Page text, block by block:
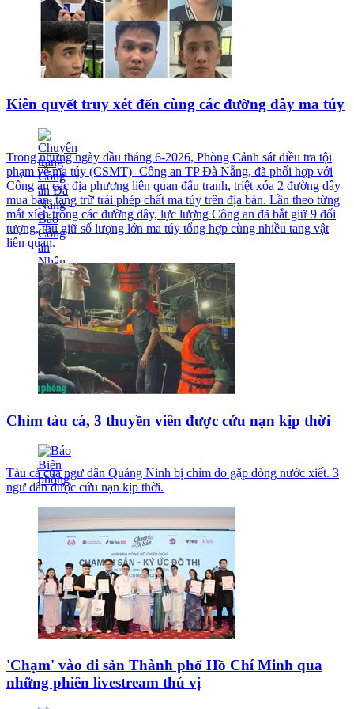
Kiên quyết truy xét đến cùng các đường dây ma túy
Trong những ngày đầu tháng 6-2026, Phòng Cảnh sát điều tra tội
phạm về ma túy (CSMT)- Công an TP Đà Nẵng, đã phối hợp với
Công an các địa phương liên quan đấu tranh, triệt xóa 2 đường dây
mua bán, tàng trữ trái phép chất ma túy trên địa bàn. Lần theo từng
mắt xích trong các đường dây, lực lượng Công an đã bắt giữ 9 đối
tượng, thu giữ số lượng lớn ma túy tổng hợp cùng nhiều tang vật
liên quan.
Chìm tàu cá, 3 thuyền viên được cứu nạn kịp thời
Tàu cá của ngư dân Quảng Ninh bị chìm do gặp dòng nước xiết. 3
ngư dân được cứu nạn kịp thời.
'Chạm' vào di sản Thành phố Hồ Chí Minh qua
những phiên livestream thú vị